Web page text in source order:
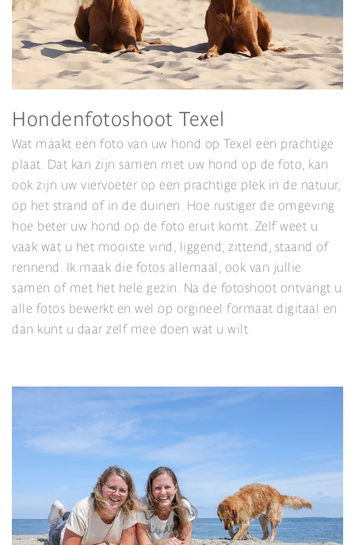
Hondenfotoshoot Texel
Wat maakt een foto van uw hond op Texel een prachtige
plaat. Dat kan zijn samen met uw hond op de foto, kan
ook zijn uw viervoeter op een prachtige plek in de natuur,
op het strand of in de duinen. Hoe rustiger de omgeving
hoe beter uw hond op de foto eruit komt. Zelf weet u
vaak wat u het mooiste vind, liggend, zittend, staand of
rennend. Ik maak die fotos allemaal, ook van jullie
samen of met het hele gezin. Na de fotoshoot ontvangt u
alle fotos bewerkt en wel op orgineel formaat digitaal en
dan kunt u daar zelf mee doen wat u wilt.